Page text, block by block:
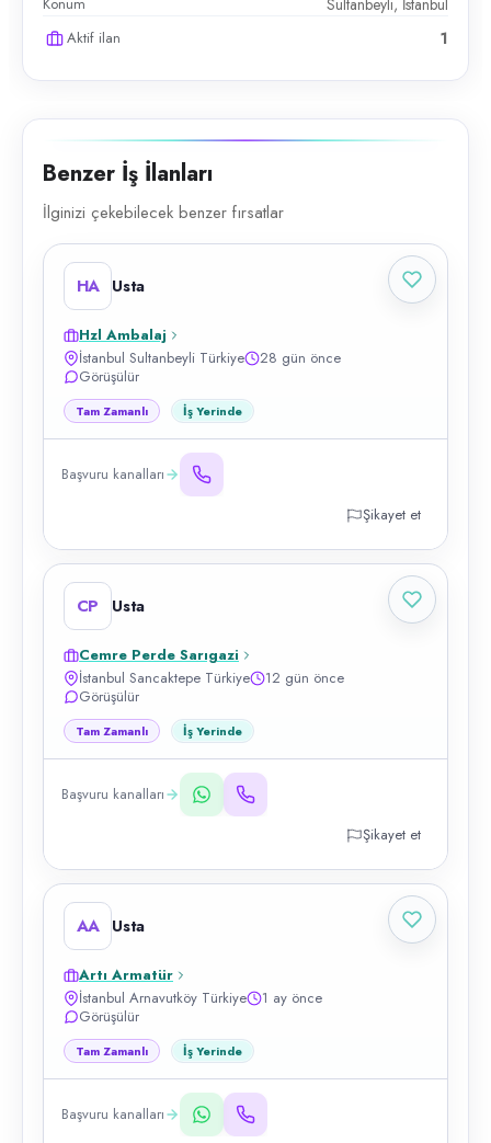
Sultanbeyli, İstanbul
Aktif ilan 1
Benzer İş İlanları
İlginizi çekebilecek benzer fırsatlar
HA Usta
Hzl Ambalaj
İstanbul Sultanbeyli Türkiye
28 gün önce
Görüşülür
Tam Zamanlı İş Yerinde
Başvuru kanalları
Şikayet et
CP Usta
Cemre Perde Sarıgazi
İstanbul Sancaktepe Türkiye
12 gün önce
Görüşülür
Tam Zamanlı İş Yerinde
Başvuru kanalları
Şikayet et
AA Usta
Artı Armatür
İstanbul Arnavutköy Türkiye
1 ay önce
Görüşülür
Tam Zamanlı İş Yerinde
Başvuru kanalları